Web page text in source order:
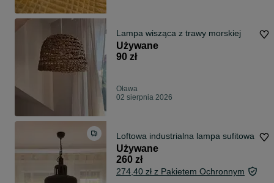
Lampa wisząca z trawy morskiej
Używane
90 zł
Oława
02 sierpnia 2026
Loftowa industrialna lampa sufitowa
Używane
260 zł
274,40 zł z Pakietem Ochronnym